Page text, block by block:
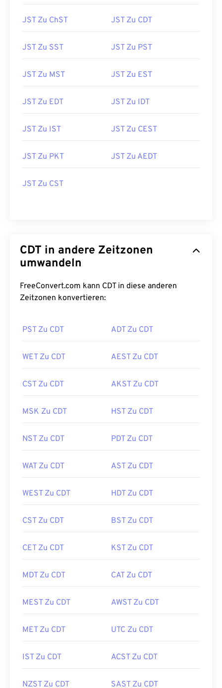
JST Zu ChST JST Zu CDT
JST Zu SST JST Zu PST
JST Zu MST JST Zu EST
JST Zu EDT JST Zu IDT
JST Zu IST JST Zu CEST
JST Zu PKT JST Zu AEDT
JST Zu CST
CDT in andere Zeitzonen
umwandeln
FreeConvert.com kann CDT in diese anderen
Zeitzonen konvertieren:
PST Zu CDT ADT Zu CDT
WET Zu CDT AEST Zu CDT
CST Zu CDT AKST Zu CDT
MSK Zu CDT HST Zu CDT
NST Zu CDT PDT Zu CDT
WAT Zu CDT AST Zu CDT
WEST Zu CDT HDT Zu CDT
CST Zu CDT BST Zu CDT
CET Zu CDT KST Zu CDT
MDT Zu CDT CAT Zu CDT
MEST Zu CDT AWST Zu CDT
MET Zu CDT UTC Zu CDT
IST Zu CDT ACST Zu CDT
NZST Zu CDT SAST Zu CDT